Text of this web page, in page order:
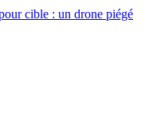
cible : un drone piégé